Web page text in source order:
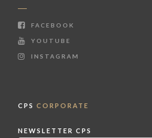
FACEBOOK
YOUTUBE
INSTAGRAM
CPS CORPORATE
NEWSLETTER CPS